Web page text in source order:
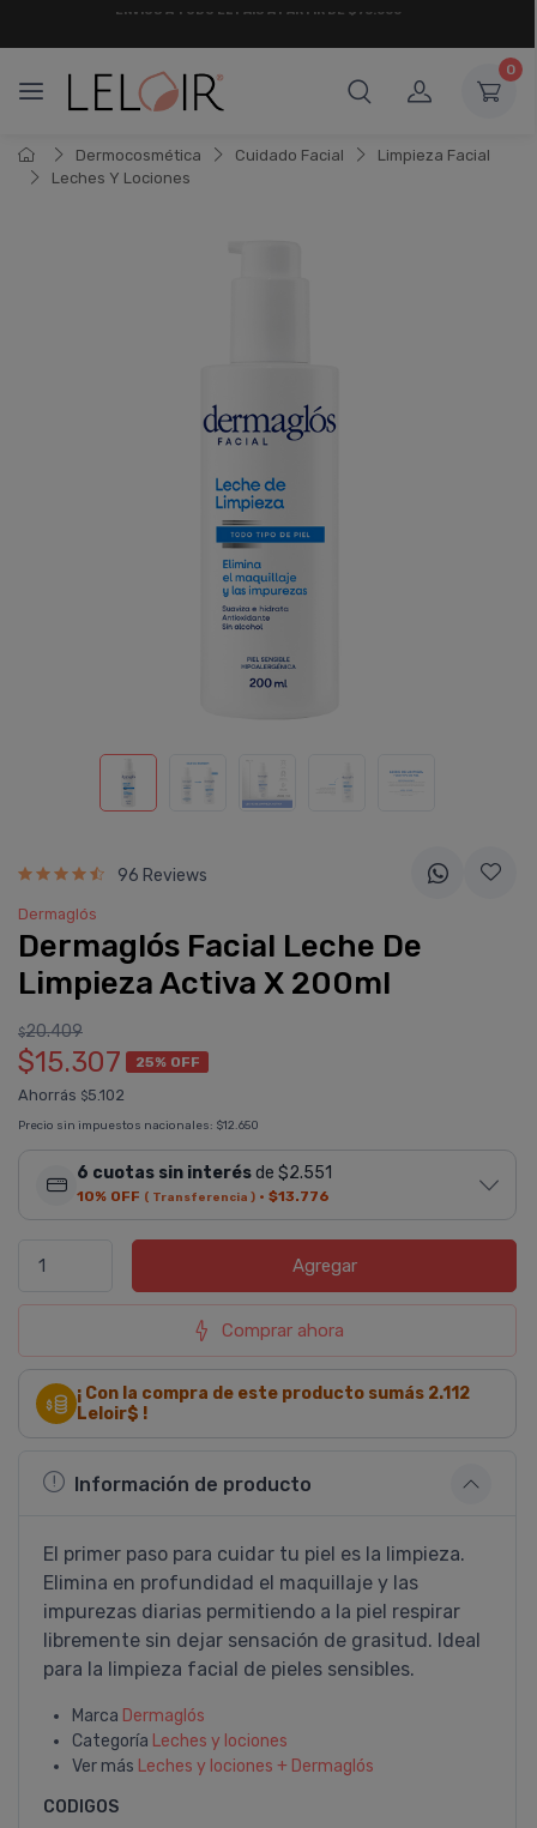
0
Dermocosmética Cuidado Facial
Limpieza Facial
Leches Y Lociones
96 Reviews
Dermaglós
Dermaglós Facial Leche De
Limpieza Activa X 200ml
$20.409
$15.307 25% OFF
Ahorrás $5.102
Precio sin impuestos nacionales: $12.650
6 cuotas sin interésde $2.551
10% OFF ( Transferencia ) · $13.776
Agregar
Comprar ahora
¡ Con la compra de este producto sumás 2.112
Leloir$ !
Información de producto
El primer paso para cuidar tu piel es la limpieza.
Elimina en profundidad el maquillaje y las
impurezas diarias permitiendo a la piel respirar
libremente sin dejar sensación de grasitud. Ideal
para la limpieza facial de pieles sensibles.
Marca Dermaglós
Categoría Leches y lociones
Ver más Leches y lociones + Dermaglós
CODIGOS